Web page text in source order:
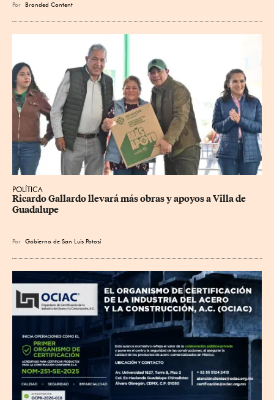
Por Branded Content
POLÍTICA
Ricardo Gallardo llevará más obras y apoyos a Villa de
Guadalupe
Por Gobierno de San Luis Potosí